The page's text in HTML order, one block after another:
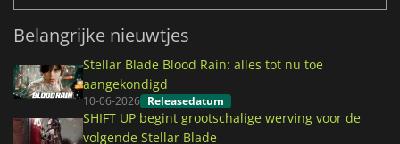
Belangrijke nieuwtjes
Stellar Blade Blood Rain: alles tot nu toe
aangekondigd
10-06-2026 Releasedatum
SHIFT UP begint grootschalige werving voor de
volgende Stellar Blade